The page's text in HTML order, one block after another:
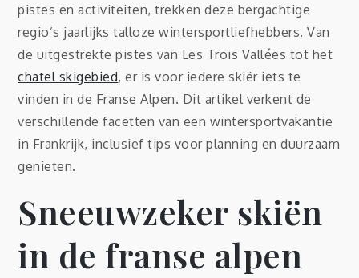
pistes en activiteiten, trekken deze bergachtige
regio’s jaarlijks talloze wintersportliefhebbers. Van
de uitgestrekte pistes van Les Trois Vallées tot het
chatel skigebied, er is voor iedere skiër iets te
vinden in de Franse Alpen. Dit artikel verkent de
verschillende facetten van een wintersportvakantie
in Frankrijk, inclusief tips voor planning en duurzaam
genieten.
Sneeuwzeker skiën
in de franse alpen